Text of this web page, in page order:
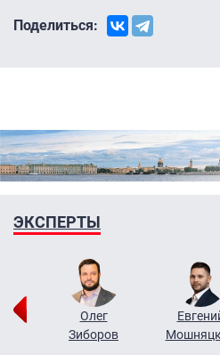
Поделиться:
ЭКСПЕРТЫ
Олег
Зиборов